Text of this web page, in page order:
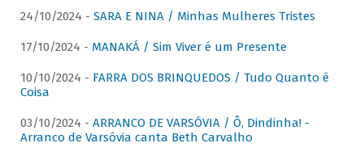
24/10/2024 - SARA E NINA / Minhas Mulheres Tristes
17/10/2024 - MANAKÁ / Sim Viver é um Presente
10/10/2024 - FARRA DOS BRINQUEDOS / Tudo Quanto é
Coisa
03/10/2024 - ARRANCO DE VARSÓVIA / Ô, Dindinha! -
Arranco de Varsóvia canta Beth Carvalho